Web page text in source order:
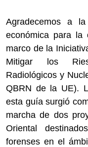
Agradecemos a
económica para la
marco de la
Mitigar los
Radiológicos y
QBRN de la UE).
esta guía surgió
marcha de dos
Oriental
forenses en el